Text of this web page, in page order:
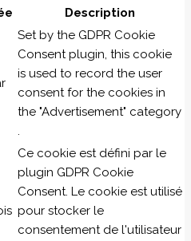
Description
Set by the GDPR Cookie
Consent plugin, this cookie
is used to record the user
consent for the cookies in
the "Advertisement" category
.
Ce cookie est défini par le
plugin GDPR Cookie
Consent. Le cookie est utilisé
pour stocker le
consentement de l'utilisateur